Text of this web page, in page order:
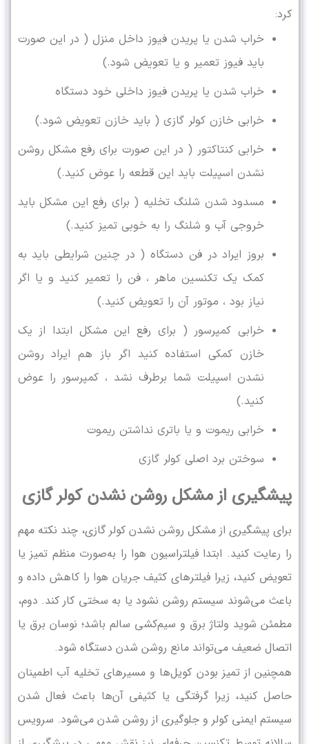
کرد:
خراب شدن یا پریدن فیوز داخل منزل ( در این صورت
باید فیوز تعمیر و یا تعویض شود.)
خراب شدن یا پریدن فیوز داخلی خود دستگاه
خرابی خازن کولر گازی ( باید خازن تعویض شود.)
خرابی کنتاکتور ( در این صورت برای رفع مشکل روشن
نشدن اسپیلت باید این قطعه را عوض کنید.)
مسدود شدن شلنگ تخلیه ( برای رفع این مشکل باید
خروجی آب و شلنگ را به خوبی تمیز کنید.)
بروز ایراد در فن دستگاه ( در چنین شرایطی باید به
کمک یک تکنسین ماهر ، فن را تعمیر کنید و یا اگر
نیاز بود ، موتور آن را تعویض کنید.)
خرابی کمپرسور ( برای رفع این مشکل ابتدا از یک
خازن کمکی استفاده کنید اگر باز هم ایراد روشن
نشدن اسپیلت شما برطرف نشد ، کمپرسور را عوض
کنید.)
خرابی ریموت و یا باتری نداشتن ریموت
سوختن برد اصلی کولر گازی
پیشگیری از مشکل روشن نشدن کولر گازی
برای پیشگیری از مشکل روشن نشدن کولر گازی، چند نکته مهم
را رعایت کنید. ابتدا فیلتراسیون هوا را به‌صورت منظم تمیز یا
تعویض کنید، زیرا فیلترهای کثیف جریان هوا را کاهش داده و
باعث می‌شوند سیستم روشن نشود یا به سختی کار کند. دوم،
مطمئن شوید ولتاژ برق و سیم‌کشی سالم باشد؛ نوسان برق یا
اتصال ضعیف می‌تواند مانع روشن شدن دستگاه شود.
همچنین از تمیز بودن کویل‌ها و مسیرهای تخلیه آب اطمینان
حاصل کنید، زیرا گرفتگی یا کثیفی آن‌ها باعث فعال شدن
سیستم ایمنی کولر و جلوگیری از روشن شدن می‌شود. سرویس